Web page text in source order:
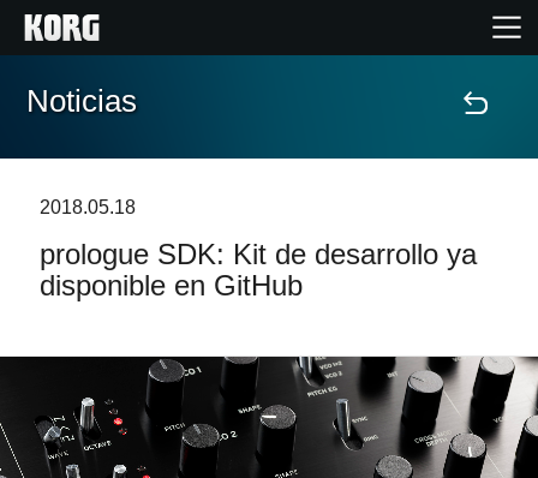
Inicio
Características
Localizador de Tiendas
Noticias
2018.05.18
prologue SDK: Kit de desarrollo ya
disponible en GitHub